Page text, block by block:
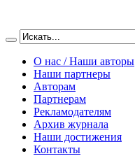
О нас / Наши авторы
Наши партнеры
Авторам
Партнерам
Рекламодателям
Архив журнала
Наши достижения
Контакты